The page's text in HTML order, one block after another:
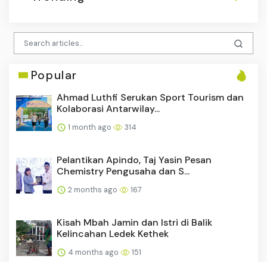
Popular
Ahmad Luthfi Serukan Sport Tourism dan
Kolaborasi Antarwilay...
1 month ago 314
Pelantikan Apindo, Taj Yasin Pesan
Chemistry Pengusaha dan S...
2 months ago 167
Kisah Mbah Jamin dan Istri di Balik
Kelincahan Ledek Kethek
4 months ago 151